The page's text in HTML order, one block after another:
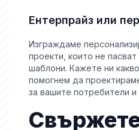
Ентерпрайз или
Изграждаме
проекти, които не
шаблони. Кажете ни
помогнем да
за вашите потребители и